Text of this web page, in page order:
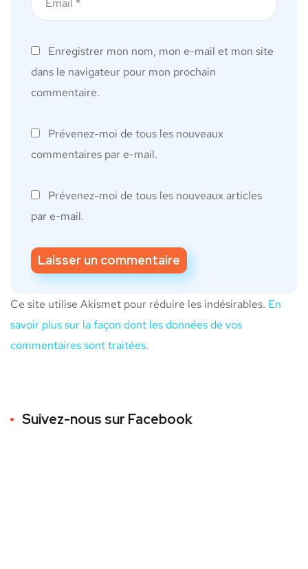
Enregistrer mon nom, mon e-mail et mon site
dans le navigateur pour mon prochain
commentaire.
Prévenez-moi de tous les nouveaux
commentaires par e-mail.
Prévenez-moi de tous les nouveaux articles
par e-mail.
Ce site utilise Akismet pour réduire les indésirables. En
savoir plus sur la façon dont les données de vos
commentaires sont traitées.
Suivez-nous sur Facebook